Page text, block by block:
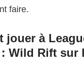
faire.
jouer à
Wild Rift sur